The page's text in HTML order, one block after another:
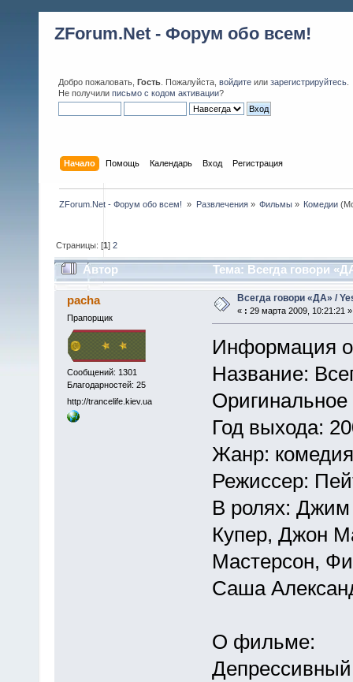
ZForum.Net - Форум обо всем!
Добро пожаловать, Гость . Пожалуйста, войдите или зарегистрируйтесь
Не получили письмо с кодом активации?
Начало Помощь Календарь Вход Регистрация
ZForum.Net - Форум обо всем! » Развлечения» Фильмы» Комедии
Страницы: [1]2
Автор Тема: Всегда говори
pacha
Прапорщик
Сообщений: 1301
Благодарностей: 25
http://trancelife.kiev.ua
Всегда говори «ДА» /
« : 29 марта 2009, 10:21:21 »
Информация
Название:
Оригинальное
Год выхода:
Жанр: комедия
Режисcер:
В ролях:
Купер, Джон
Мастерсон,
Саша
О фильме:
Депрессивный